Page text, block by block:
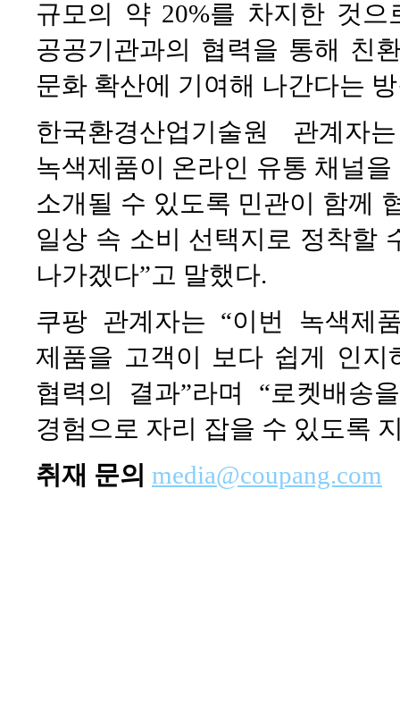
규모의 약 20%를 차지한 것
공공기관과의 협력을 통해 친
문화 확산에 기여해 나간다는
한국환경산업기술원 관계
녹색제품이 온라인 유통 채널
소개될 수 있도록 민관이 함께
일상 속 소비 선택지로 정착할
나가겠다”고 말했다.
쿠팡 관계자는 “이번 녹색제
제품을 고객이 보다 쉽게 인
협력의 결과”라며 “로켓배
경험으로 자리 잡을 수 있도록
취재 문의 media@coupang.com